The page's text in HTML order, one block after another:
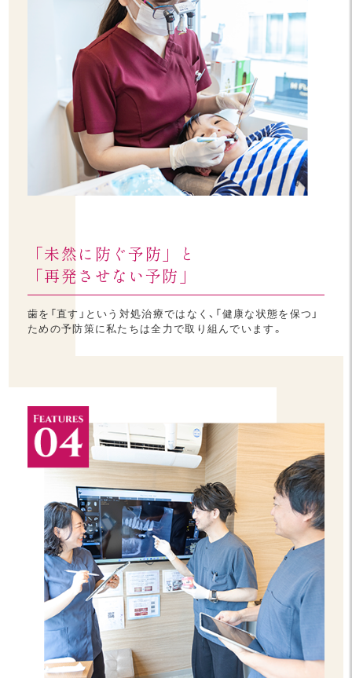
「未然に防ぐ予防」と
「再発させない予防」
歯を「直す」という対処治療ではなく、「健康な状態を保つ」
ための予防策に私たちは全力で取り組んでいます。